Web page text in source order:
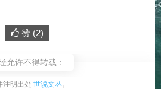
赞 (2)
允许不得转载：
注明出处 世说文丛。